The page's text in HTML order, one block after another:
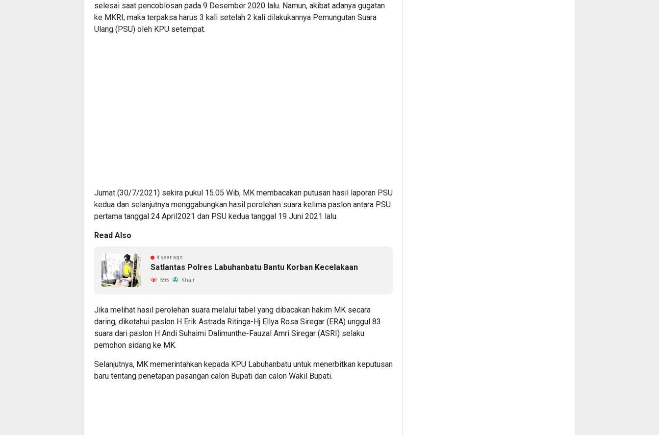
selesai saat pencoblosan pada 9 Desember 2020 lalu. Namun, akibat adanya gugatan
ke MKRI, maka terpaksa harus 3 kali setelah 2 kali dilakukannya Pemungutan Suara
Ulang (PSU) oleh KPU setempat.
Jumat (30/7/2021) sekira pukul 15.05 Wib, MK membacakan putusan hasil laporan PSU
kedua dan selanjutnya menggabungkan hasil perolehan suara kelima paslon antara PSU
pertama tanggal 24 April2021 dan PSU kedua tanggal 19 Juni 2021 lalu.
Read Also
4 year ago
Satlantas Polres Labuhanbatu Bantu Korban Kecelakaan
595 Khair
Jika melihat hasil perolehan suara melalui tabel yang dibacakan hakim MK secara
daring, diketahui paslon H Erik Astrada Ritinga-Hj Ellya Rosa Siregar (ERA) unggul 83
suara dari paslon H Andi Suhaimi Dalimunthe-Fauzal Amri Siregar (ASRI) selaku
pemohon sidang ke MK.
Selanjutnya, MK memerintahkan kepada KPU Labuhanbatu untuk menerbitkan keputusan
baru tentang penetapan pasangan calon Bupati dan calon Wakil Bupati.